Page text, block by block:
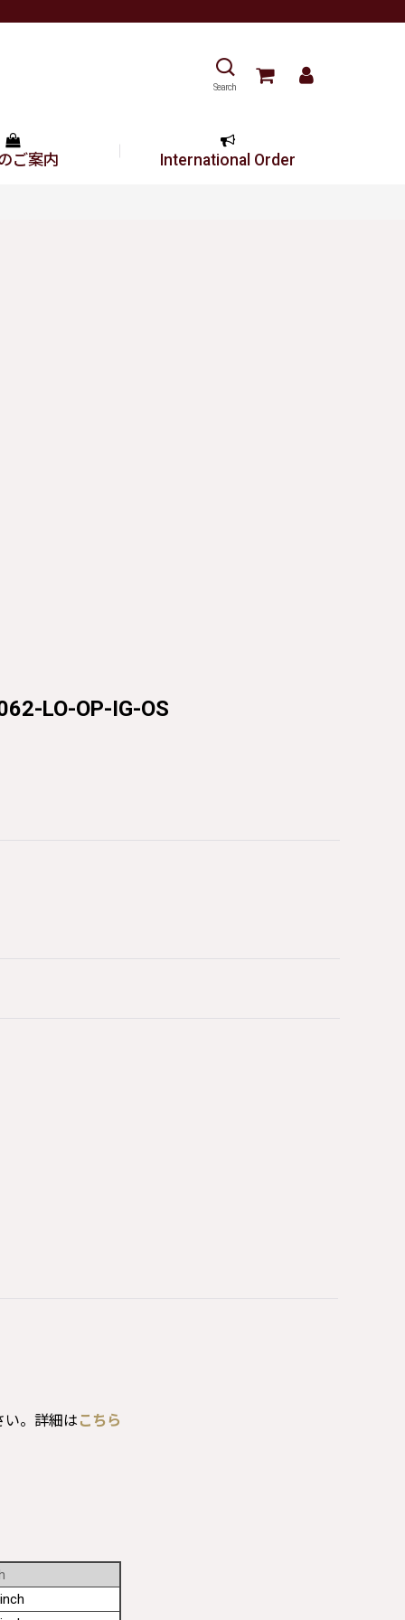
Search
ご案内 International Order
LO-OP-IG-OS
い。詳細は こちら